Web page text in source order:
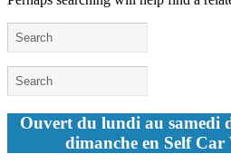
Ouvert du lundi au samedi
dimanche en Self Car